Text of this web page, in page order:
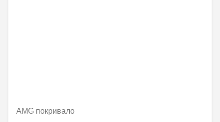
AMG покривало